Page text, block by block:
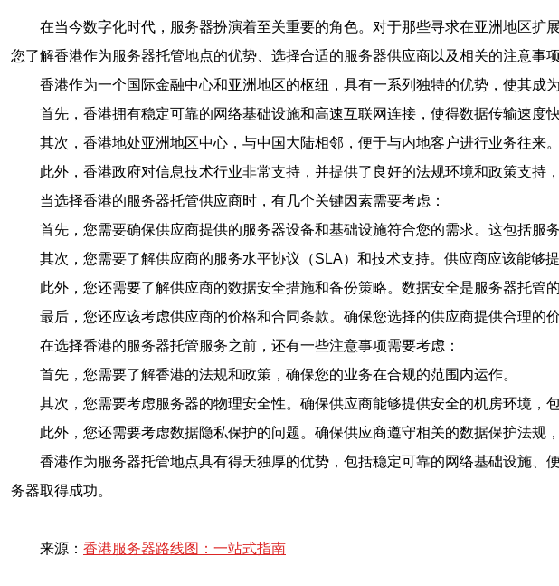
在当今数字化时代，服务器扮演着至关重要的角色。对于那些寻求在亚洲地区
您了解香港作为服务器托管地点的优势、选择合适的服务器供应商以及相关的注意事项
香港作为一个国际金融中心和亚洲地区的枢纽，具有一系列独特的优势，使其成
首先，香港拥有稳定可靠的网络基础设施和高速互联网连接，使得数据传输速度快
其次，香港地处亚洲地区中心，与中国大陆相邻，便于与内地客户进行业务往来
此外，香港政府对信息技术行业非常支持，并提供了良好的法规环境和政策支持
当选择香港的服务器托管供应商时，有几个关键因素需要考虑：
首先，您需要确保供应商提供的服务器设备和基础设施符合您的需求。这包括服
其次，您需要了解供应商的服务水平协议（SLA）和技术支持。供应商应该能够
此外，您还需要了解供应商的数据安全措施和备份策略。数据安全是服务器托管
最后，您还应该考虑供应商的价格和合同条款。确保您选择的供应商提供合理的
在选择香港的服务器托管服务之前，还有一些注意事项需要考虑：
首先，您需要了解香港的法规和政策，确保您的业务在合规的范围内运作。
其次，您需要考虑服务器的物理安全性。确保供应商能够提供安全的机房环境，
此外，您还需要考虑数据隐私保护的问题。确保供应商遵守相关的数据保护法规
香港作为服务器托管地点具有得天独厚的优势，包括稳定可靠的网络基础设施
务器取得成功。
来源： 香港服务器路线图：一站式指南